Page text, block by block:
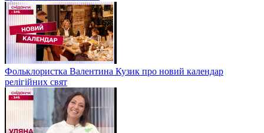
Фольклористка Валентина Кузик про новий календар
релігійних свят